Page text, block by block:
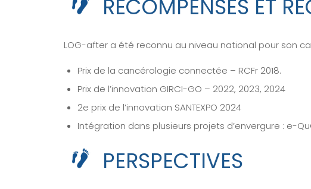
RÉCOMPENSES ET
LOG-after a été reconnu au niveau national pour son
Prix de la cancérologie connectée – RCFr 2018.
Prix de l’innovation GIRCI-GO – 2022, 2023, 2024
2e prix de l’innovation SANTEXPO 2024
Intégration dans plusieurs projets d’envergure : e-
PERSPECTIVES